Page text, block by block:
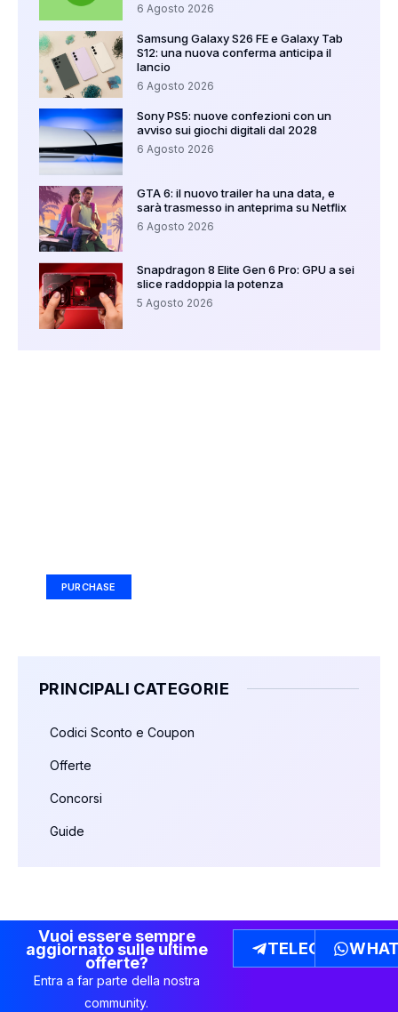
6 Agosto 2026
Samsung Galaxy S26 FE e Galaxy Tab
S12: una nuova conferma anticipa il
lancio
6 Agosto 2026
Sony PS5: nuove confezioni con un
avviso sui giochi digitali dal 2028
6 Agosto 2026
GTA 6: il nuovo trailer ha una data, e
sarà trasmesso in anteprima su Netflix
6 Agosto 2026
Snapdragon 8 Elite Gen 6 Pro: GPU a sei
slice raddoppia la potenza
5 Agosto 2026
PURCHASE
PRINCIPALI CATEGORIE
Codici Sconto e Coupon
Offerte
Concorsi
Guide
Vuoi essere sempre
aggiornato sulle ultime
offerte?
Entra a far parte della nostra
community.
TELEGRAM